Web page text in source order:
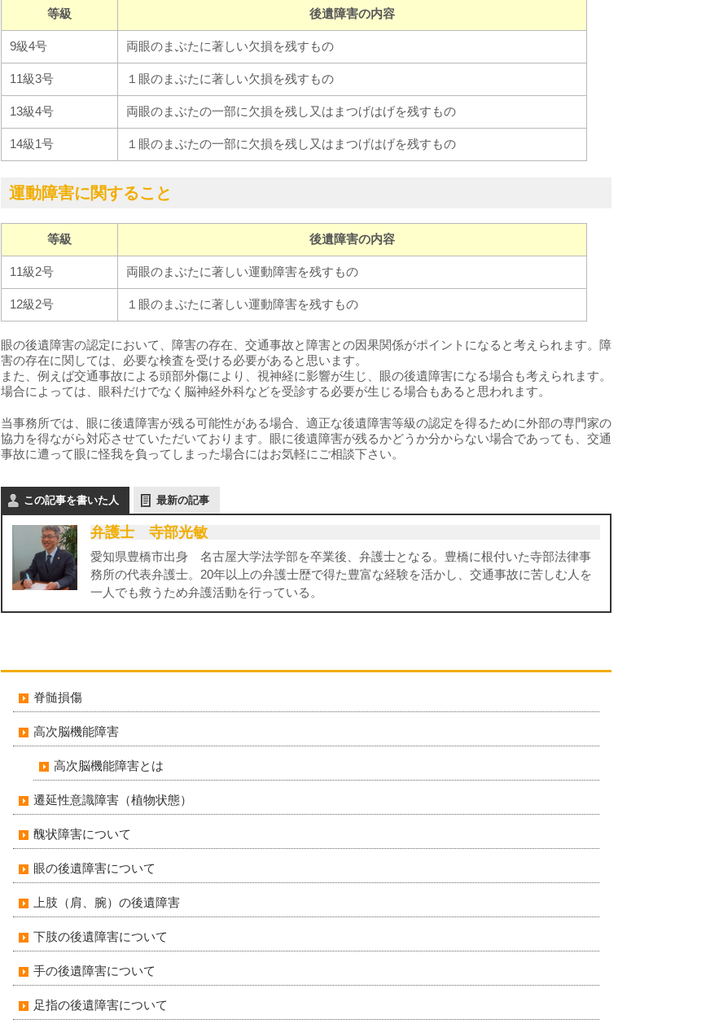
等級 後遺障害の内容
9級4号 両眼のまぶたに著しい欠損を残すもの
11級3号 １眼のまぶたに著しい欠損を残すもの
13級4号 両眼のまぶたの一部に欠損を残し又はまつげはげを残すもの
14級1号 １眼のまぶたの一部に欠損を残し又はまつげはげを残すもの
運動障害に関すること
等級 後遺障害の内容
11級2号 両眼のまぶたに著しい運動障害を残すもの
12級2号 １眼のまぶたに著しい運動障害を残すもの
眼の後遺障害の認定において、障害の存在、 交通事故と障害との因果関係がポイントになると考えられます。障
害の存在に関しては、必要な検査を受ける必要があると思います。
また、例えば交通事故による頭部外傷により、視神経に影響が生じ、眼の後遺障害になる場合も考えられます。
場合によっては、眼科だけでなく脳神経外科などを受診する必要が生じる場合もあると思われます。
当事務所では、眼に後遺障害が残る可能性がある場合、適正な後遺障害等級の認定を得るために外部の専門家の
協力を得ながら対応させていただいております。眼に後遺障害が残るかどうか分からない場合であっても、交通
事故に遭って眼に怪我を負ってしまった場合にはお気軽にご相談下さい。
この記事を書いた人 最新の記事
弁護士 寺部光敏
愛知県豊橋市出身 名古屋大学法学部を卒業後、弁護士となる。豊橋に根付いた寺部法律事
務所の代表弁護士。20年以上の弁護士歴で得た豊富な経験を活かし、交通事故に苦しむ人を
一人でも救うため弁護活動を行っている。
脊髄損傷
高次脳機能障害
高次脳機能障害とは
遷延性意識障害（植物状態）
醜状障害について
眼の後遺障害について
上肢（肩、腕）の後遺障害
下肢の後遺障害について
手の後遺障害について
足指の後遺障害について